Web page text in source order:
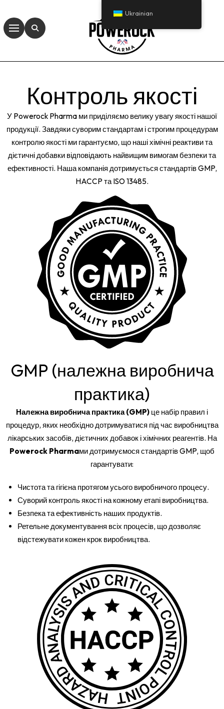
Контроль якості
У Powerock Pharma ми приділяємо велику увагу якості нашої
продукції. Завдяки суворим стандартам і строгим процедурам
контролю якості ми гарантуємо, що наші хімічні реактиви та
дієтичні добавки відповідають найвищим вимогам безпеки та
ефективності. Наша компанія дотримується стандартів GMP,
HACCP та ISO 13485.
GMP (належна виробнича
практика)
Належна виробнича практика (GMP) це набір правил і
процедур, яких необхідно дотримуватися під час виробництва
лікарських засобів, дієтичних добавок і хімічних реагентів. На
Powerock Pharmaми дотримуємося стандартів GMP, щоб
гарантувати:
Чистота та гігієна протягом усього виробничого процесу.
Суворий контроль якості на кожному етапі виробництва.
Безпека та ефективність наших продуктів.
Ретельне документування всіх процесів, що дозволяє
відстежувати кожен крок виробництва.
Ukrainian